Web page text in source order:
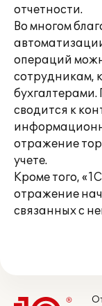
отчетности.
Во многом
операций
сотрудникам,
сводится к
отражение
учете.
Кроме того,
отражение
связанных с